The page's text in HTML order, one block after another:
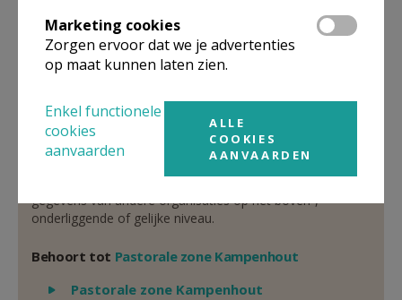
Stuur een mailtje
Google Maps
Organisatiestructuur
Niet gevonden wat je zocht? Hier vind je links naar de
gegevens van andere organisaties op het boven-,
onderliggende of gelijke niveau.
Behoort tot Pastorale zone Kampenhout
Weergeven
Pastorale zone Kampenhout
Marketing cookies
Zorgen ervoor dat we je advertenties
op maat kunnen laten zien.
Enkel functionele
cookies
aanvaarden
ALLE
COOKIES
AANVAARDEN